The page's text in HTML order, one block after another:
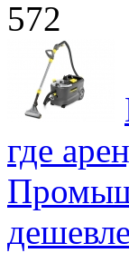
572
где
дешевле